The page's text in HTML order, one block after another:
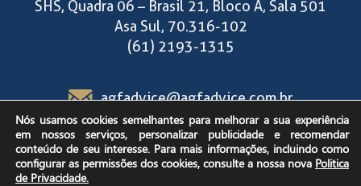
SHS, Quadra 06 – Brasil 21, Bloco A, Sala 501
Asa Sul, 70.316-102
(61) 2193-1315
agfadvice@agfadvice.com.br
Segunda a sexta-feira,
das 9h às 18h30.
Nós usamos cookies semelhantes para melhorar a sua experiência
em nossos serviços, personalizar publicidade e recomendar
conteúdo de seu interesse. Para mais informações, incluindo como
configurar as permissões dos cookies, consulte a nossa nova Politica
de Privacidade.